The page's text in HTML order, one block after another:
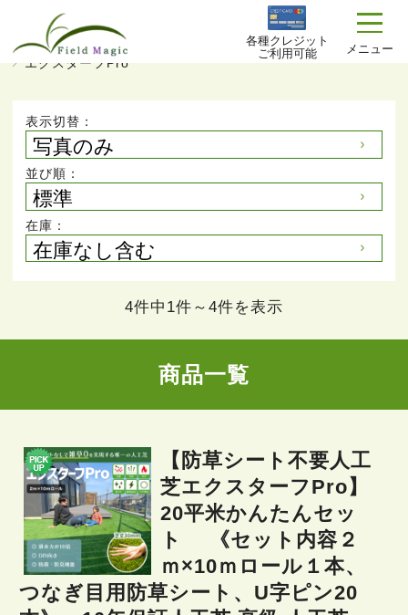
メニュー
各種クレジット
ご利用可能
TOP 商品一覧
プロが選ぶ リアル人工芝
エクスターフPro
表示切替：
並び順：
在庫：
4件中1件～4件を表示
商品一覧
【防草シート不要人工
芝エクスターフPro】
20平米かんたんセッ
ト 《セット内容２
ｍ×10ｍロール１本、
つなぎ目用防草シート、U字ピン20